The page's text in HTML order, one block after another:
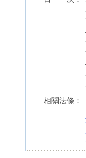
相關法條：